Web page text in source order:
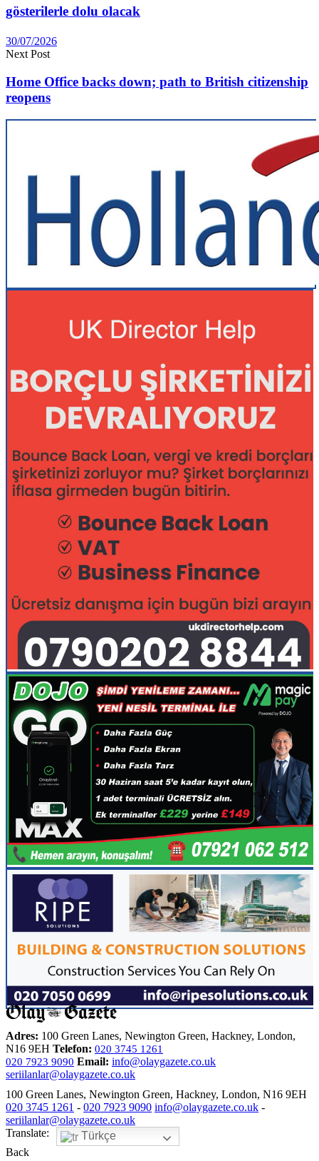
gösterilerle dolu olacak
30/07/2026
Next Post
Home Office backs down; path to British citizenship
reopens
Adres: 100 Green Lanes, Newington Green, Hackney, London,
N16 9EH Telefon: 020 3745 1261
020 7923 9090 Email: info@olaygazete.co.uk
seriilanlar@olaygazete.co.uk
100 Green Lanes, Newington Green, Hackney, London, N16 9EH
020 3745 1261 - 020 7923 9090 info@olaygazete.co.uk -
seriilanlar@olaygazete.co.uk
Translate:
Türkçe
Back